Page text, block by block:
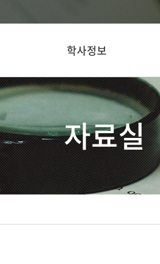
학사정보
자료실